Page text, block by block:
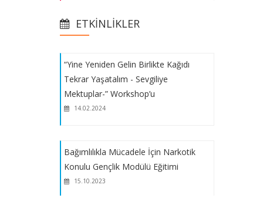
Yaz Okulunu Başka Bir Üniversite
Gençlik Bilgilendirme Servisi
2025-2026 Eğitim Öğretim Yılı Yaz
Stajı Uygulaması Hakında Duyuru
ETKINLIKLER
15.10.2023
“Yine Yeniden Gelin Birlikte Kağıdı
Tekrar Yaşatalım - Sevgiliye
Mektuplar-” Workshop’u
14.02.2024
Bağımlılıkla Mücadele İçin Narkotik
Konulu Gençlik Modülü Eğitimi
15.10.2023